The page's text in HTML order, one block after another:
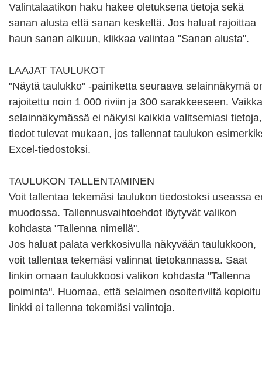
Valintalaatikon haku hakee oletuksena tietoja sekä
sanan alusta että sanan keskeltä. Jos haluat rajoittaa
haun sanan alkuun, klikkaa valintaa "Sanan alusta".
LAAJAT TAULUKOT
"Näytä taulukko" -painiketta seuraava selainnäkymä
rajoitettu noin 1 000 riviin ja 300 sarakkeeseen. Vaikka
selainnäkymässä ei näkyisi kaikkia valitsemiasi tietoja,
tiedot tulevat mukaan, jos tallennat taulukon
Excel-tiedostoksi.
TAULUKON TALLENTAMINEN
Voit tallentaa tekemäsi taulukon tiedostoksi useassa
muodossa. Tallennusvaihtoehdot löytyvät valikon
kohdasta "Tallenna nimellä".
Jos haluat palata verkkosivulla näkyvään taulukkoon,
voit tallentaa tekemäsi valinnat tietokannassa. Saat
linkin omaan taulukkoosi valikon kohdasta "Tallenna
poiminta". Huomaa, että selaimen osoiteriviltä kopioitu
linkki ei tallenna tekemiäsi valintoja.